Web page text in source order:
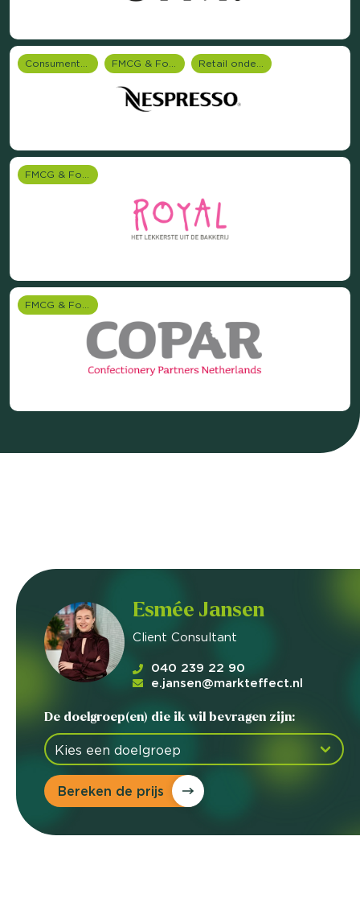
Consumentenonderzoek FMCG & Food branche Retail onderzoek
FMCG & Food branche
FMCG & Food branche
Esmée Jansen
Client Consultant
040 239 22 90
e.jansen@markteffect.nl
De doelgroep(en) die ik wil bevragen zijn:
Bereken de prijs